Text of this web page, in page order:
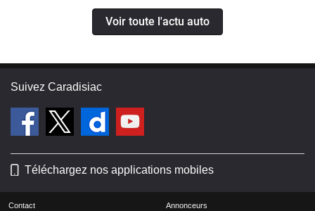
Voir toute l'actu auto
Suivez Caradisiac
Téléchargez nos applications mobiles
Contact Annonceurs